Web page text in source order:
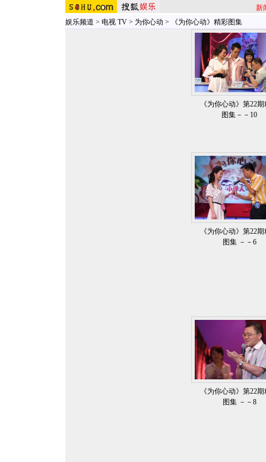
新
娱乐频道 > 电视 TV > 为你心动 > 《为你心动》精彩图集
《为你心动》第22
图集－－10
《为你心动》第22
图集 －－6
《为你心动》第22
图集 －－8